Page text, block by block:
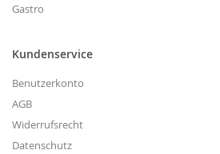
Gastro
Kundenservice
Benutzerkonto
AGB
Widerrufsrecht
Datenschutz